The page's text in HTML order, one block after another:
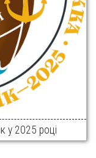
у 2025 році